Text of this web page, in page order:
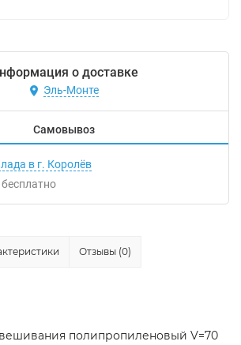
о доставке
Эль-Монте
Самовывоз
в г. Королёв
Бесплатно
Отзывы (0)
полипропиленовый V=70